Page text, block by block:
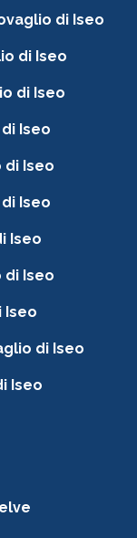
di Iseo
di Iseo
di Iseo
Iseo
di Iseo
Iseo
Iseo
di Iseo
Iseo
di Iseo
Iseo